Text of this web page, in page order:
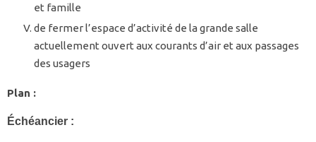
et famille
de fermer l’espace d’activité de la grande salle
actuellement ouvert aux courants d’air et aux passages
des usagers
Plan :
Échéancier :